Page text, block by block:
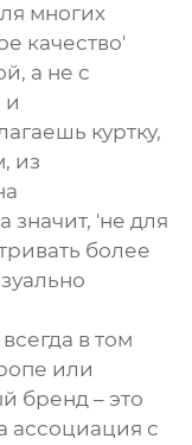
многих
качество'
а не с
и
куртку,
из
значит, 'не для
более
в том
или
бренд – это
ассоциация с